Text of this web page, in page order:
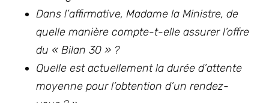
Dans l’affirmative, Madame la Ministre, de
quelle manière compte-t-elle assurer l’offre
du « Bilan 30 » ?
Quelle est actuellement la durée d’attente
moyenne pour l’obtention d’un rendez-